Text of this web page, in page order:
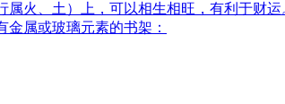
火、土）上，可以相生相旺，有利于财
属或玻璃元素的书架：